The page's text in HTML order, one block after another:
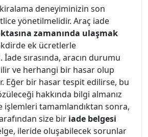
deneyiminizin son
yönetilmelidir. Araç iade
zamanında ulaşmak
ek ücretlerle
İade sırasında, aracın durumu
ve herhangi bir hasar olup
Eğer bir hasar tespit edilirse, bu
hakkında bilgi almanız
işlemleri tamamlandıktan sonra,
size bir iade belgesi
ileride oluşabilecek sorunlar